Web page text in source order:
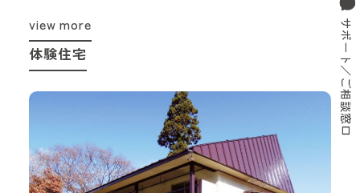
view more
体験住宅 サポート／ご相談窓口